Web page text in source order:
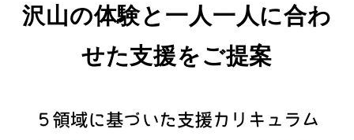
沢山の体験と一人一人に合わ
せた支援をご提案